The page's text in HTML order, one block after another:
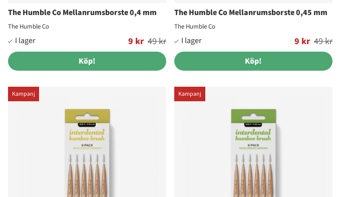
The Humble Co Mellanrumsborste 0,4 mm
The Humble Co
9 kr
Ordinarie pris: 49 kr
Köp!
The Humble Co Mellanrumsborste 0,45 mm
The Humble Co
9 kr
Ordinarie pris: 49 kr
Köp!
Kampanj Kampanj